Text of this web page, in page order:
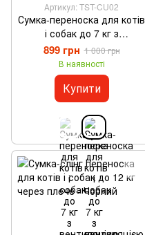
Артикул: TST-CU02
Сумка-переноска для котів
і собак до 7 кг з
вентиляцією та кріпленням
на валізу - Чорний
899 грн 1 000 грн
В наявності
Купити